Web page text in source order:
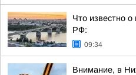
Что известно о
РФ:
09:34
Внимание, в